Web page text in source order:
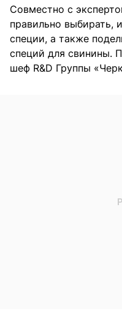
Совместно с
правильно выбирать,
специи, а также
специй для свинины.
шеф R&D Группы